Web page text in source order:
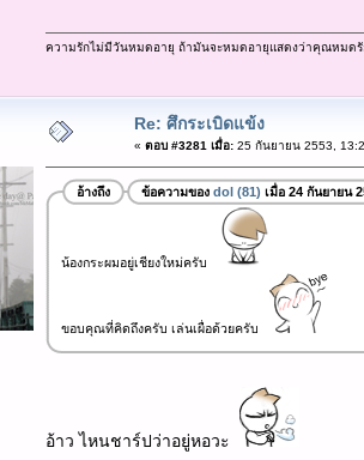
ความรักไม่มีวันหมดอายุ ถ้ามันจะหมดอายุแสดงว่าคุณหมดรั
Re: ศึกระเบิดแข้ง
« ตอบ #3281 เมื่อ:25 กันยายน 2553,
อ้างถึง ข้อความของ dol (81) เมื่อ 24 กันยายน
น้องกระผมอยู่เชียงใหม่ครับ
ขอบคุณที่คิดถึงครับ เล่นเผื่อด้วยครับ
อ้าว ไหนชาร์ปว่าอยู่หอวะ